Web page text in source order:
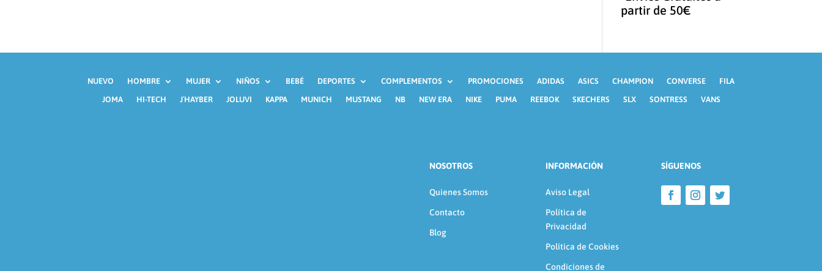
partir de 50€
NUEVO HOMBRE MUJER NIÑOS BEBÉ DEPORTES COMPLEMENTOS PROMOCIONES ADIDAS ASICS CHAMPION CONVERSE
FILA
JOMA
HI-TECH J´HAYBER JOLUVI KAPPA MUNICH MUSTANG NB NEW ERA NIKE PUMA REEBOK SKECHERS SLX SONTRESS VANS
NOSOTROS
Quienes Somos
Contacto
Blog
INFORMACIÓN
Aviso Legal
Política de
Privacidad
Política de Cookies
Condiciones de
SÍGUENOS